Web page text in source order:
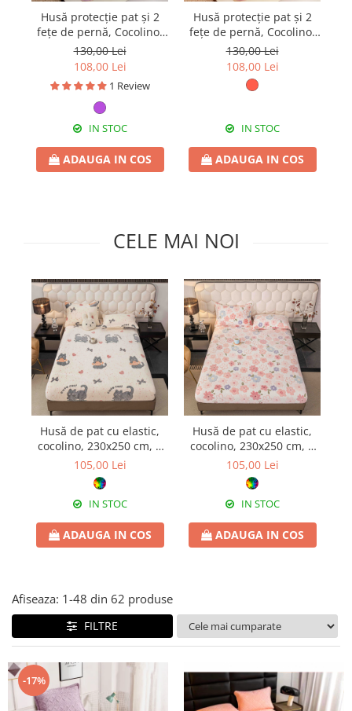
Pilote cu blăniță
Husă protecție pat și 2
fețe de pernă, Cocolino,
180 x 200 cm, 3 piese,
HPP64
130,00 Lei
108,00 Lei
1 Review
IN STOC
ADAUGA IN COS
Husă protecție pat și 2
fețe de pernă, Cocolino,
180 x 200 cm, 3 piese,
HPP61
130,00 Lei
108,00 Lei
IN STOC
ADAUGA IN COS
CELE MAI NOI
Husă de pat cu elastic,
cocolino, 230x250 cm, 2
fețe de pernă, pisicuțe și
inimioare
105,00 Lei
IN STOC
ADAUGA IN COS
Husă de pat cu elastic,
cocolino, 230x250 cm, 2
fețe de pernă, flori în
relief
105,00 Lei
IN STOC
ADAUGA IN COS
Afiseaza: 1-48 din 62 produse
FILTRE
-17%